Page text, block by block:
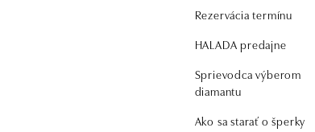
Rezervácia termínu
HALADA predajne
Sprievodca výberom
diamantu
Ako sa starať o šperky